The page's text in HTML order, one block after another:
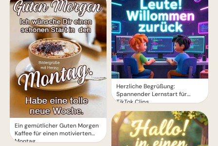
Ein gemütlicher Guten Morgen
Kaffee für einen motivierten
Montag
Herzliche Begrüßung:
Spannender Lernstart für
TikTok Clips